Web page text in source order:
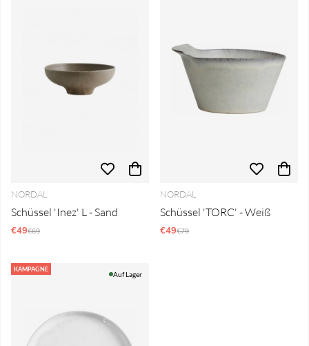
NORDAL
Schüssel 'Inez' L - Sand
€49Regulärer Preis:
€69
NORDAL
Schüssel 'TORC' - Weiß
€49Regulärer Preis:
€79
KAMPAGNE
Auf Lager